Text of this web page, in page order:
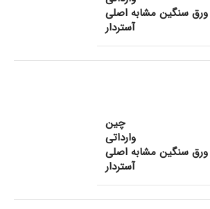
ورق سنگین مشابه اصلی
آستردار
چین
وارداتی
ورق سنگین مشابه اصلی
آستردار